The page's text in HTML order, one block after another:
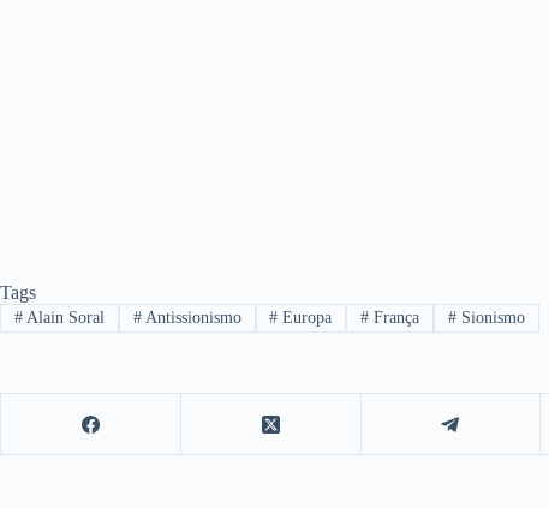
Tags
#Alain Soral #Antissionismo # Europa # França # Sionismo